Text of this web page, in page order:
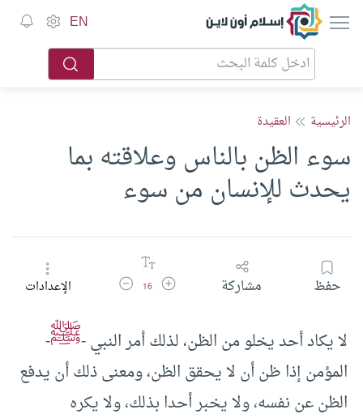
إسلام أون لاين EN
الرئيسية العقيدة
سوء الظن بالناس وعلاقته بما
يحدث للإنسان من سوء
حفظ مشاركة زيادة حجم الخط
16 تقليل حجم الخطالإعدادات
لا يكاد أحد يخلو من الظن، لذلك أمر النبي -ﷺ-
المؤمن إذا ظن أن لا يحقق الظن، ومعنى ذلك أن يدفع
الظن عن نفسه، ولا يخبر أحدا بذلك، ولا يكره